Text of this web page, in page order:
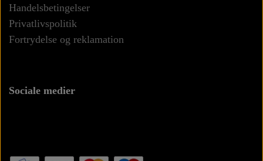
Handelsbetingelser
Privatlivspolitik
Fortrydelse og reklamation
Sociale medier